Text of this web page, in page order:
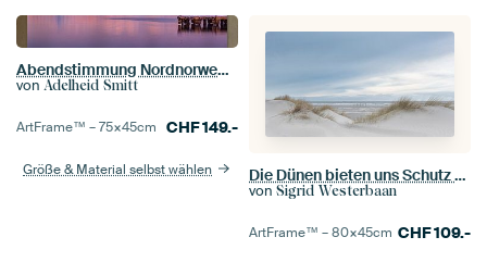
Abendstimmung Nordnorwegen
von Adelheid Smitt
ArtFrame™ –75×45cm CHF149.-
Größe & Material selbst wählen Die Dünen bieten uns Schutz gegen das Meer.
von Sigrid Westerbaan
ArtFrame™ –80×45cm CHF109.-